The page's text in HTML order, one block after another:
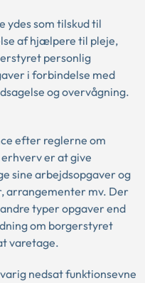
ydes som tilskud til
af hjælpere til pleje,
personlig
i forbindelse med
og overvågning.
efter reglerne om
er at give
sine arbejdsopgaver og
arrangementer mv. Der
typer opgaver end
om borgerstyret
varetage.
nedsat funktionsevne